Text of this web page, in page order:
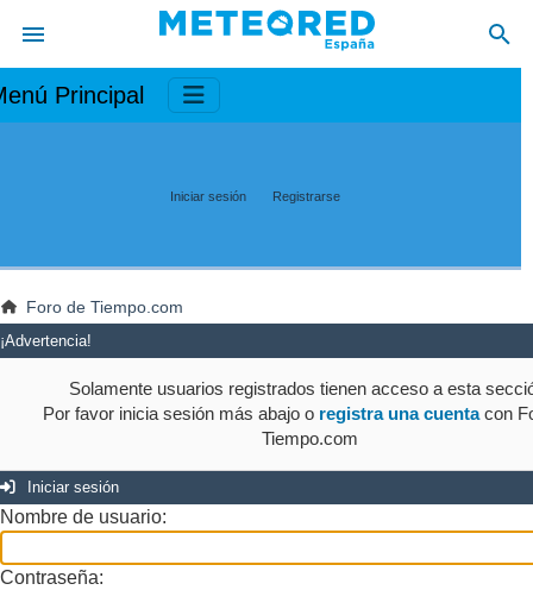
Principal
Iniciar sesión Registrarse
Foro de Tiempo.com
¡Advertencia!
Solamente usuarios registrados tienen acceso a esta
Por favor inicia sesión más abajo o registra una cuentacon
Tiempo.com
Iniciar sesión
Nombre de usuario:
Contraseña: